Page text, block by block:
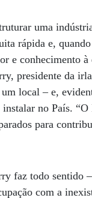
uma
rápida e,
e conhecimento à
presidente da
local – e,
no País.
para
faz todo sentido
com a